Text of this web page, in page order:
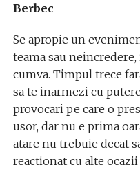
Berbec
Se apropie un
teama sau
cumva. Timpul trece
sa te inarmezi cu
provocari pe care o
usor, dar nu e prima
atare nu trebuie decat
reactionat cu alte